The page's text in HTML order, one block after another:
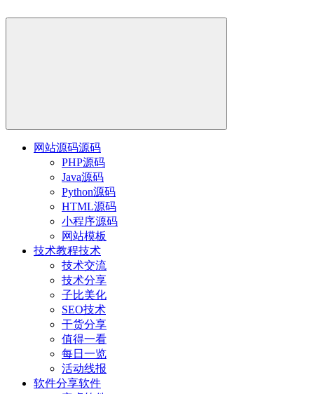
网站源码源码
PHP源码
Java源码
Python源码
HTML源码
小程序源码
网站模板
技术教程技术
技术交流
技术分享
子比美化
SEO技术
干货分享
值得一看
每日一览
活动线报
软件分享软件